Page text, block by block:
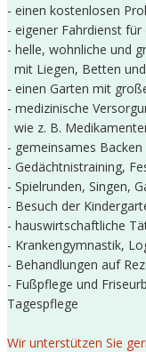
- einen kostenlosen
- eigener Fahrdienst
- helle, wohnliche und
mit Liegen, Betten
- einen Garten mit
- medizinische
wie z. B.
- gemeinsames
- Gedächtnistraining,
- Spielrunden, Singen,
- Besuch der
- hauswirtschaftliche
- Krankengymnastik,
- Behandlungen auf
- Fußpflege und
Tagespflege
Wir unterstützen Sie